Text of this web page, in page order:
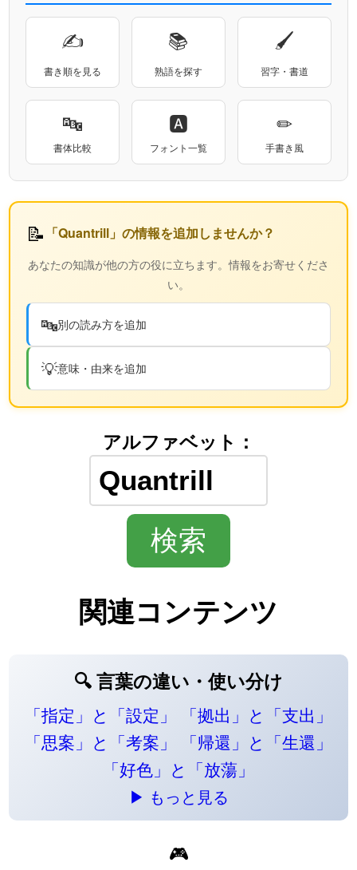
✍
書き順を見る
📚
熟語を探す
🖌
習字・書道
🔤
書体比較
🅰
フォント一覧
✏
手書き風
📝 「Quantrill」の情報を追加しませんか？
あなたの知識が他の方の役に立ちます。情報をお寄せくださ
い。
🔤別の読み方を追加
💡意味・由来を追加
アルファベット：
関連コンテンツ
🔍 言葉の違い・使い分け
「指定」と「設定」
「拠出」と「支出」
「思案」と「考案」
「帰還」と「生還」
「好色」と「放蕩」
▶ もっと見る
🎮